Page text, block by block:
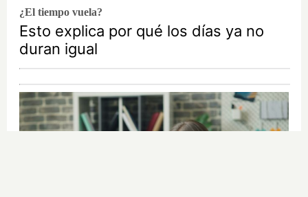
¿El tiempo vuela?
Esto explica por qué los días ya no
duran igual